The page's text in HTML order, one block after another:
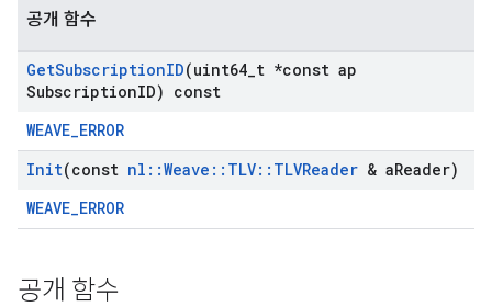
공개 함수
GetSubscriptionID(uint64 t *const ap
SubscriptionID) const
WEAVE_ERROR
Init(const nl ::Weave :: TLV:: TLVReader & aReader)
WEAVE_ERROR
공개 함수